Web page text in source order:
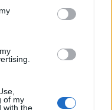
of my
with the
belüli